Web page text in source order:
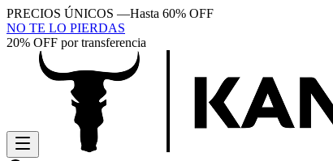
PRECIOS ÚNICOS —Hasta 60% OFF
NO TE LO PIERDAS
20% OFF por transferencia